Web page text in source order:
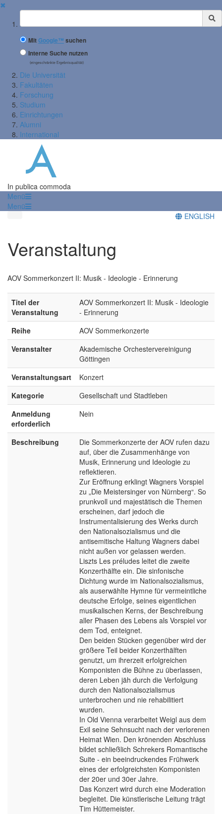
✖
Suchbegriff
MitGoogle™ suchen
Interne Suche nutzen
(eingeschränkte Ergebnisqualität)
Die Universität
Fakultäten
Forschung
Studium
Einrichtungen
Alumni
International
In publica commoda
Menü
Menü
ENGLISH
Veranstaltung
AOV Sommerkonzert II: Musik - Ideologie - Erinnerung
Titel der
Veranstaltung
AOV Sommerkonzert II: Musik - Ideologie
- Erinnerung
Reihe
AOV Sommerkonzerte
Veranstalter
Akademische Orchestervereinigung
Göttingen
Veranstaltungsart
Konzert
Kategorie
Gesellschaft und Stadtleben
Anmeldung
erforderlich
Nein
Beschreibung
Die Sommerkonzerte der AOV rufen dazu
auf, über die Zusammenhänge von
Musik, Erinnerung und Ideologie zu
reflektieren.
Zur Eröffnung erklingt Wagners Vorspiel
zu „Die Meistersinger von Nürnberg“. So
prunkvoll und majestätisch die Themen
erscheinen, darf jedoch die
Instrumentalisierung des Werks durch
den Nationalsozialismus und die
antisemitische Haltung Wagners dabei
nicht außen vor gelassen werden.
Liszts Les préludes leitet die zweite
Konzerthälfte ein. Die sinfonische
Dichtung wurde im Nationalsozialismus,
als auserwählte Hymne für vermeintliche
deutsche Erfolge, seines eigentlichen
musikalischen Kerns, der Beschreibung
aller Phasen des Lebens als Vorspiel vor
dem Tod, enteignet.
Den beiden Stücken gegenüber wird der
größere Teil beider Konzerthälften
genutzt, um ihrerzeit erfolgreichen
Komponisten die Bühne zu überlassen,
deren Leben jäh durch die Verfolgung
durch den Nationalsozialismus
unterbrochen und nie rehabilitiert
wurden.
In Old Vienna verarbeitet Weigl aus dem
Exil seine Sehnsucht nach der verlorenen
Heimat Wien. Den krönenden Abschluss
bildet schließlich Schrekers Romantische
Suite - ein beeindruckendes Frühwerk
eines der erfolgreichsten Komponisten
der 20er und 30er Jahre.
Das Konzert wird durch eine Moderation
begleitet. Die künstlerische Leitung trägt
Tim Hüttemeister.